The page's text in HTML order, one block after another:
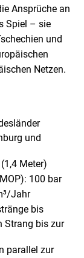
Ansprüche an
Spiel – sie
und
Netzen.
und
Meter)
100 bar
Jahr
bis
Strang bis zur
parallel zur